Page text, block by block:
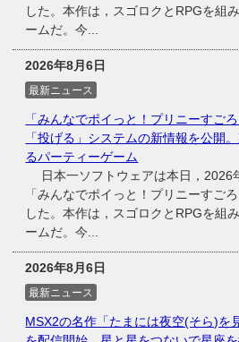
した。本作は，スゴロクとRPGを組
ームだ。今...
2026年8月6日
最新ニュース
「みんなでポイっと！プリニーすご
「投げる」システムの新情報を公開
るパーティーゲーム
日本一ソフトウェアは本日，2026
「みんなでポイっと！プリニーすご
した。本作は，スゴロクとRPGを組
ームだ。今...
2026年8月6日
最新ニュース
MSX2の名作「たまには夜空(そら)を